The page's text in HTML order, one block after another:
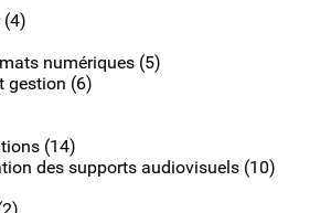
(4)
numériques (5)
gestion (6)
(14)
des supports audiovisuels (10)